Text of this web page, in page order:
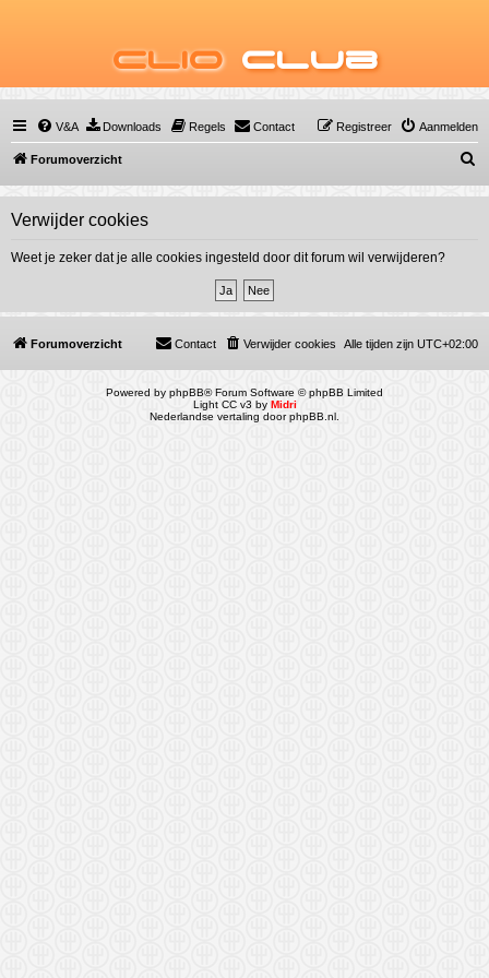
Clio Club
V&A Downloads Regels Contact Aanmelden
Registreer
Forumoverzicht
o
Verwijder cookies
Weet je zeker dat je alle cookies ingesteld door dit forum wil verwijderen?
Forumoverzicht Alle tijden zijn UTC+02:00
Verwijder cookies
Contact
Powered by phpBB® Forum Software © phpBB Limited
Light CC v3 by Midri
Nederlandse vertaling doorphpBB.nl